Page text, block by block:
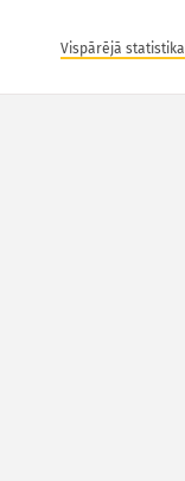
Vispārējā statistika